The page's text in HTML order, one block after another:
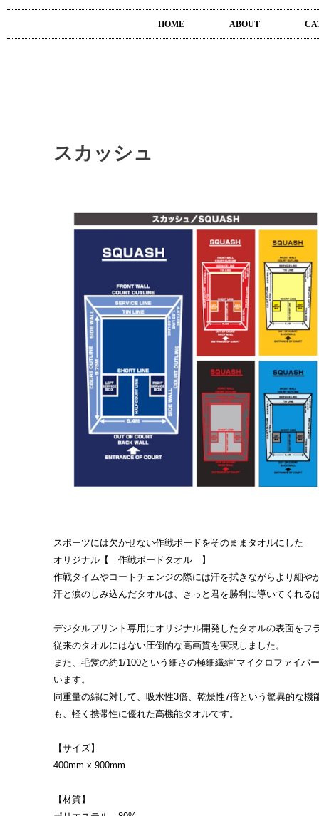
HOME ABOUT
スカッシュ
スポーツには欠かせない作戦ボードをそのままタオルにした
オリジナル【 作戦ボードタオル 】
作戦タイムやコートチェンジの際には汗を拭きながらより細や
汗と涙のしみ込んだタオルは、きっと君を勝利に導いてくれる
デジタルプリント専用にオリジナル開発したタオルの表面をフ
従来のタオルにはない圧倒的な高画質を実現しました。
また、毛髪の約1/100という細さの極細繊維”マイクロファイバ
います。
同重量の綿に対して、吸水性3倍、乾燥性7倍という驚異的な機
も、軽く携帯性に優れた高機能タオルです。
【サイズ】
400mm x 900mm
【材質】